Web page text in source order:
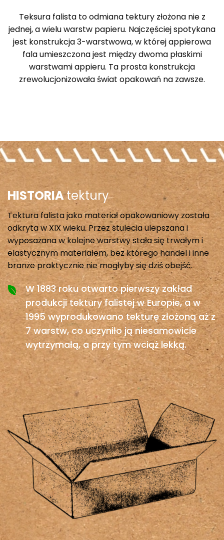
Teksura falista to odmiana tektury złożona nie z
jednej, a wielu warstw papieru. Najczęściej spotykana
jest konstrukcja 3-warstwowa, w której appierowa
fala umieszczona jest między dwoma płaskimi
warstwami appieru. Ta prosta konstrukcja
zrewolucjonizowała świat opakowań na zawsze.
HISTORIAtektury
Tektura falista jako materiał opakowaniowy została
odkryta w XIX wieku. Przez stulecia ulepszana i
wyposażana w kolejne warstwy stała się trwałym i
elastycznym materiałem, bez którego handel i inne
branże praktycznie nie mogłyby się dziś obejść.
W 1883 roku otwarto pierwszy zakład
produkcji tektury falistej w Europie, a w
1995 wyprodukowano tekturę złożoną aż z
7 warstw, co uczyniło ją niesamowicie
wytrzymałą, a przy tym wciąż lekką.